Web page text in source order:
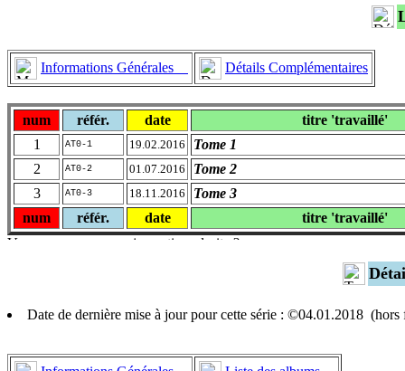
Informations Générales Détails Complémentaires
num référ. date
titre 'travaillé'
1
AT0-1 19.02.2016
Tome 1
2
AT0-2 01.07.2016
Tome 2
3
AT0-3 18.11.2016
Tome 3
num
référ. date titre 'travaillé'
Date de dernière mise à jour pour cette série : ©04.01.2018 (hors